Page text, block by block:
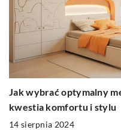
Jak wybrać optymalny
kwestia komfortu i stylu
14 sierpnia 2024